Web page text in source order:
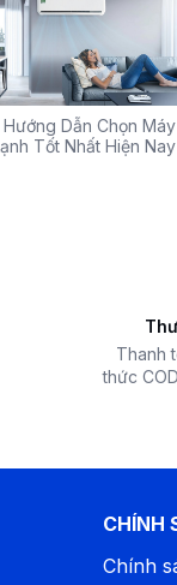
Hãng Giá Rẻ –
Ưu Đãi Chỉ Có Tại
Hướng Dẫn Chọn Máy
Tốt Nhất Hiện Nay
Thanh
thức
CHÍNH
Chính